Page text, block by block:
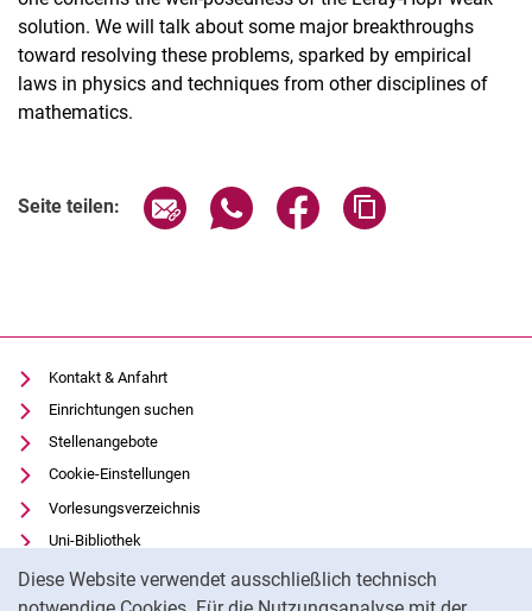
Diese Website verwendet ausschließlich technisch
solution. We will talk about some major breakthroughs
toward resolving these problems, sparked by empirical
laws in physics and techniques from other disciplines of
mathematics.
Seite teilen: Seite über E-Mail teilen
Seite über WhatsApp teilen
Seite über Facebook
Kontakt & Anfahrt
Einrichtungen suchen
Stellenangebote
Cookie-Einstellungen
Vorlesungsverzeichnis
Uni-Bibliothek
Moodle
Panopto